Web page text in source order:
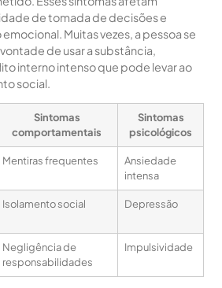
de tomada de decisões e
Muitas vezes, a pessoa se
de usar a substância,
interno intenso que pode levar ao
social.
Sintomas
comportamentais
Sintomas
psicológicos
Mentiras frequentes
Ansiedade
intensa
Isolamento social Depressão
Negligência de
responsabilidades
Impulsividade